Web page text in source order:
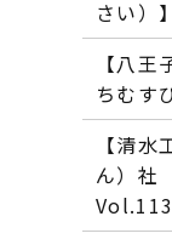
さい）】
【八
ちむす
【清
ん）社
Vol.113